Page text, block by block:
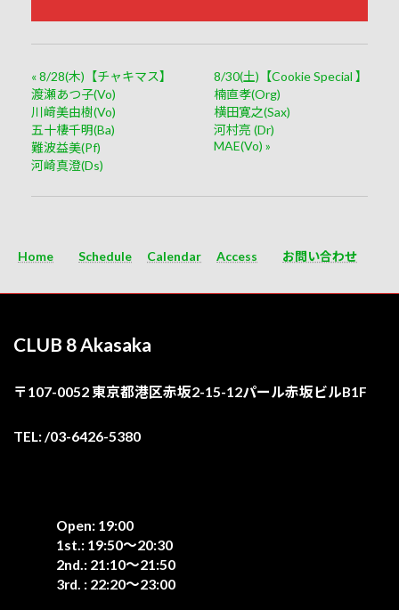
«8/28(木)【チャキマス】
渡瀬あつ子(Vo)
川﨑美由樹(Vo)
五十棲千明(Ba)
難波益美(Pf)
河崎真澄(Ds)
8/30(土)【Cookie Special 】
楠直孝(Org)
横田寛之(Sax)
河村亮 (Dr)
MAE(Vo) »
Home Schedule Calendar Access お問い合わせ
CLUB 8 Akasaka
〒107-0052 東京都港区赤坂2-15-12パール赤坂ビルB1F
TEL: /03-6426-5380
Open: 19:00
1st.: 19:50〜20:30
2nd.: 21:10〜21:50
3rd. : 22:20〜23:00